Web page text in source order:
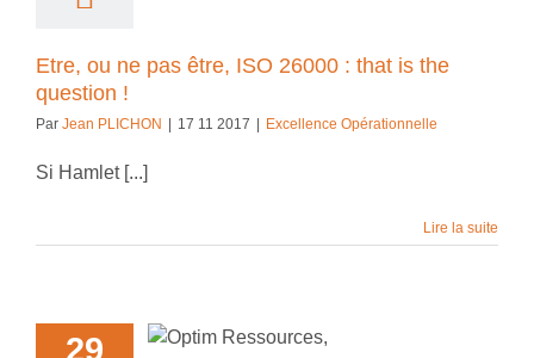
Etre, ou ne pas être, ISO 26000 : that is the
question !
Par Jean PLICHON 17 11 2017 Excellence Opérationnelle
Si Hamlet [...]
Lire la suite
29
tous savoir